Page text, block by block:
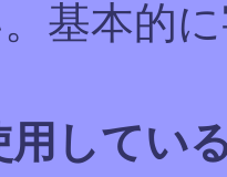
基本的
用してい